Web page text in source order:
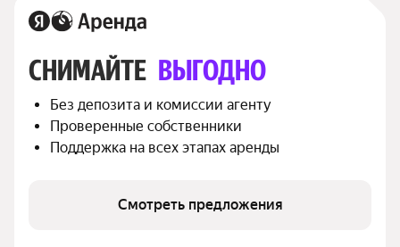
СНИМАЙТЕ ВЫГОДНО
Без депозита и комиссии агенту
Проверенные собственники
Поддержка на всех этапах аренды
Смотреть предложения